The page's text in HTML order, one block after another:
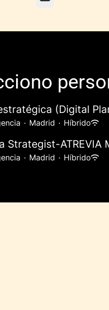
(Digital
· Madrid · Híbrido
Strategist-ATREVIA
· Madrid · Híbrido